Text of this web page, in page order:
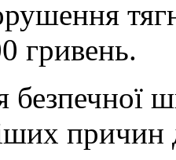
гривень.
причин